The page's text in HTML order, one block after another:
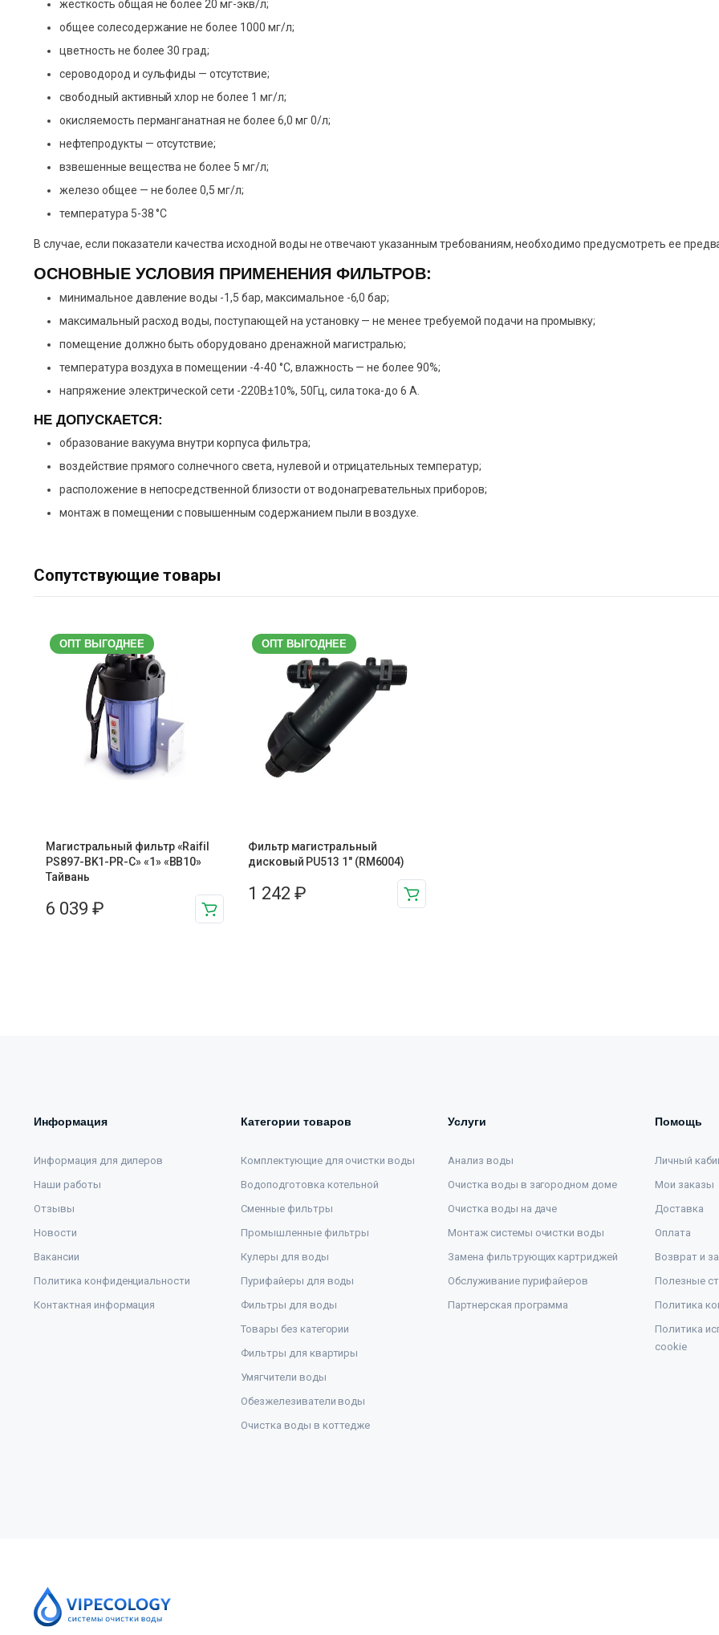
жесткость общая не более 20 мг-экв/л;
общее солесодержание не более 1000 мг/л;
цветность не более 30 град;
сероводород и сульфиды — отсутствие;
свободный активный хлор не более 1 мг/л;
окисляемость перманганатная не более 6,0 мг 0/л;
нефтепродукты — отсутствие;
взвешенные вещества не более 5 мг/л;
железо общее — не более 0,5 мг/л;
температура 5-38 °С
В случае, если показатели качества исходной воды не отвечают указанным требованиям, необходимо предусмотреть ее
ОСНОВНЫЕ УСЛОВИЯ ПРИМЕНЕНИЯ ФИЛЬТРОВ:
минимальное давление воды -1,5 бар, максимальное -6,0 бар;
максимальный расход воды, поступающей на установку — не менее требуемой подачи на промывку;
помещение должно быть оборудовано дренажной магистралью;
температура воздуха в помещении -4-40 °С, влажность — не более 90%;
напряжение электрической сети -220В±10%, 50Гц, сила тока-до 6 А.
НЕ ДОПУСКАЕТСЯ:
образование вакуума внутри корпуса фильтра;
воздействие прямого солнечного света, нулевой и отрицательных температур;
расположение в непосредственной близости от водонагревательных приборов;
монтаж в помещении с повышенным содержанием пыли в воздухе.
Сопутствующие товары
ОПТ ВЫГОДНЕЕ
Магистральный фильтр «Raifil
PS897-BK1-PR-С» «1» «BB10»
Тайвань
6 039 ₽
ОПТ ВЫГОДНЕЕ
Фильтр магистральный
дисковый PU513 1″ (RM6004)
1 242 ₽
Информация
Информация для дилеров
Наши работы
Отзывы
Новости
Вакансии
Политика конфиденциальности
Контактная информация
Категории товаров
Комплектующие для очистки воды
Водоподготовка котельной
Сменные фильтры
Промышленные фильтры
Кулеры для воды
Пурифайеры для воды
Фильтры для воды
Товары без категории
Фильтры для квартиры
Умягчители воды
Обезжелезиватели воды
Очистка воды в коттедже
Услуги
Анализ воды
Очистка воды в загородном доме
Очистка воды на даче
Монтаж системы очистки воды
Замена фильтрующих картриджей
Обслуживание пурифайеров
Партнерская программа
Помощь
Личный
Мои заказы
Доставка
Оплата
Возврат и
Полезные
Политика
Политика
cookie